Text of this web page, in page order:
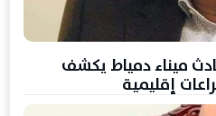
ميناء دمياط يكشف
إقليمية